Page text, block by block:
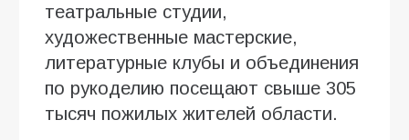
театральные студии,
художественные мастерские,
литературные клубы и объединения
по рукоделию посещают свыше 305
тысяч пожилых жителей области.